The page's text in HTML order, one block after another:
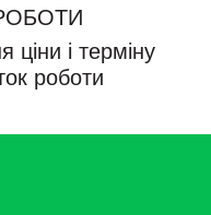
ціни і терміну
роботи